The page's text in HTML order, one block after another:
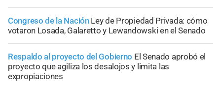
Congreso de la Nación Ley de Propiedad Privada: cómo
votaron Losada, Galaretto y Lewandowski en el Senado
Respaldo al proyecto del Gobierno El Senado aprobó el
proyecto que agiliza los desalojos y limita las
expropiaciones